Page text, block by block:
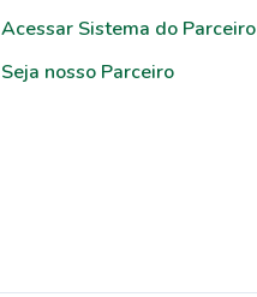
Acessar Sistema do Parceiro
Seja nosso Parceiro